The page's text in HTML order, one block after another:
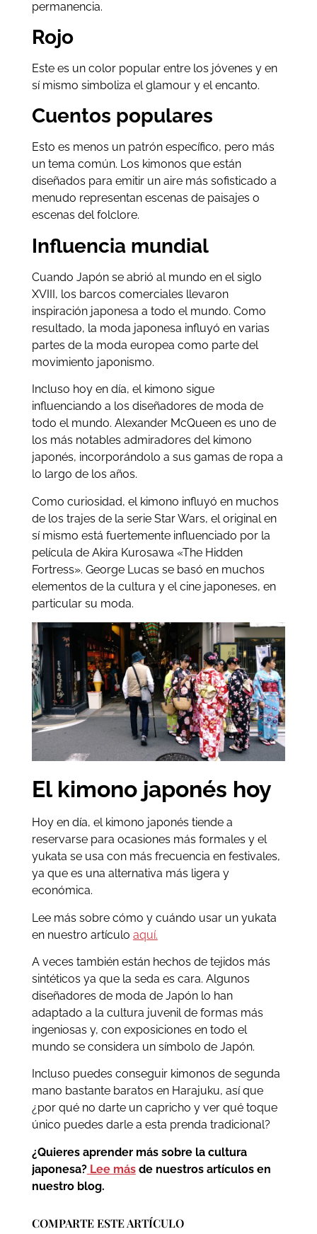
permanencia.
Rojo
Este es un color popular entre los jóvenes y en
sí mismo simboliza el glamour y el encanto.
Cuentos populares
Esto es menos un patrón específico, pero más
un tema común. Los kimonos que están
diseñados para emitir un aire más sofisticado a
menudo representan escenas de paisajes o
escenas del folclore.
Influencia mundial
Cuando Japón se abrió al mundo en el siglo
XVIII, los barcos comerciales llevaron
inspiración japonesa a todo el mundo. Como
resultado, la moda japonesa influyó en varias
partes de la moda europea como parte del
movimiento japonismo.
Incluso hoy en día, el kimono sigue
influenciando a los diseñadores de moda de
todo el mundo. Alexander McQueen es uno de
los más notables admiradores del kimono
japonés, incorporándolo a sus gamas de ropa a
lo largo de los años.
Como curiosidad, el kimono influyó en muchos
de los trajes de la serie Star Wars, el original en
sí mismo está fuertemente influenciado por la
película de Akira Kurosawa «The Hidden
Fortress». George Lucas se basó en muchos
elementos de la cultura y el cine japoneses, en
particular su moda.
El kimono japonés hoy
Hoy en día, el kimono japonés tiende a
reservarse para ocasiones más formales y el
yukata se usa con más frecuencia en festivales,
ya que es una alternativa más ligera y
económica.
Lee más sobre cómo y cuándo usar un yukata
en nuestro artículo aquí.
A veces también están hechos de tejidos más
sintéticos ya que la seda es cara. Algunos
diseñadores de moda de Japón lo han
adaptado a la cultura juvenil de formas más
ingeniosas y, con exposiciones en todo el
mundo se considera un símbolo de Japón.
Incluso puedes conseguir kimonos de segunda
mano bastante baratos en Harajuku, así que
¿por qué no darte un capricho y ver qué toque
único puedes darle a esta prenda tradicional?
¿Quieres aprender más sobre la cultura
japonesa?Lee másde nuestros artículos en
nuestro blog.
COMPARTE ESTE ARTÍCULO